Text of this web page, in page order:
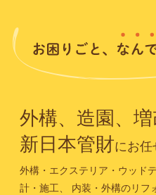
外構、造園、
新日本管財にお任
外構・エクステリア・ウッド
計・施工、
内装・外構のリフ